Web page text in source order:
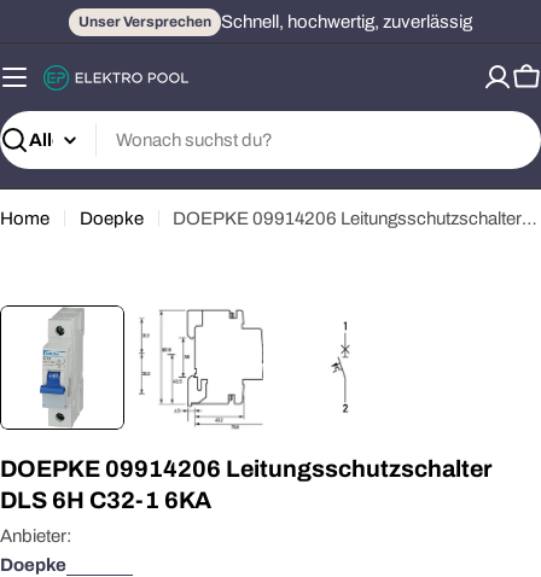
Inhalt
springen
Unser Versprechen Schnell, hochwertig, zuverlässig
Suchen
Home Doepke DOEPKE 09914206 Leitungsschutzschalter DLS 6H C32-1 6KA
Sie das Medium 0 im Modalformat
DOEPKE 09914206 Leitungsschutzschalter
DLS 6H C32-1 6KA
Anbieter:
Doepke